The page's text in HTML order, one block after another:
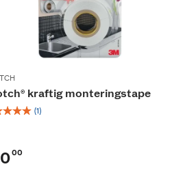
kraftig monteringstape
☆☆☆ (1)
00